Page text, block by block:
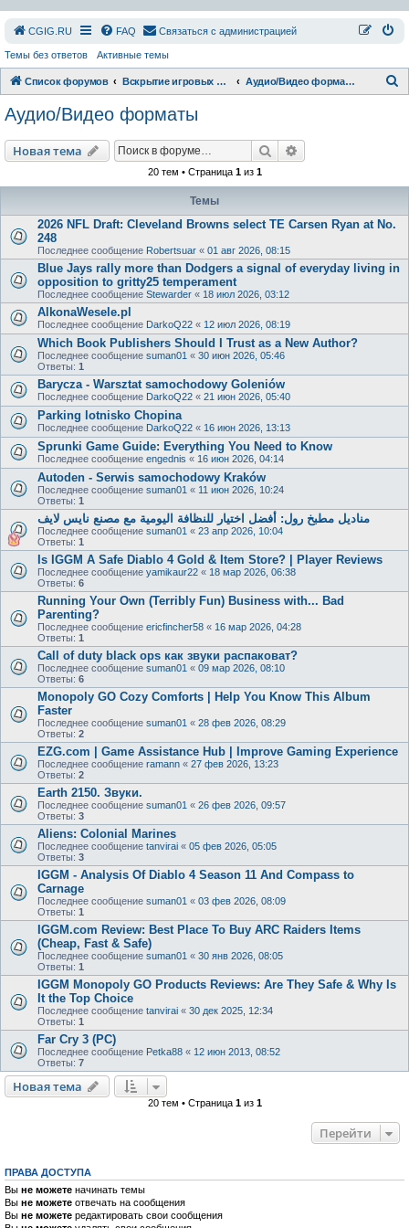
СGIG.RU FAQ Связаться с администрацией
Темы без ответов Активные темы
Список форумов Вскрытие игровых ресурсов Аудио/Видео форматы
Аудио/Видео форматы
Новая тема Поиск
20 тем • Страница 1из 1
Темы
2026 NFL Draft: Cleveland Browns select TE Carsen Ryan at No.
248
Последнее сообщение Robertsuar « 01 авг 2026, 08:15
Blue Jays rally more than Dodgers a signal of everyday living in
opposition to gritty25 temperament
Последнее сообщение Stewarder « 18 июл 2026, 03:12
AlkonaWesele.pl
Последнее сообщение DarkoQ22 « 12 июл 2026, 08:19
Which Book Publishers Should I Trust as a New Author?
Последнее сообщение suman01 « 30 июн 2026, 05:46
Ответы: 1
Barycza - Warsztat samochodowy Goleniów
Последнее сообщение DarkoQ22 « 21 июн 2026, 05:40
Parking lotnisko Chopina
Последнее сообщение DarkoQ22 « 16 июн 2026, 13:13
Sprunki Game Guide: Everything You Need to Know
Последнее сообщение engednis « 16 июн 2026, 04:14
Autoden - Serwis samochodowy Kraków
Последнее сообщение suman01 « 11 июн 2026, 10:24
Ответы: 1
مناديل مطبخ رول: أفضل اختيار للنظافة اليومية مع مصنع نايس لايف
Последнее сообщение suman01 « 23 апр 2026, 10:04
Ответы: 1
Is IGGM A Safe Diablo 4 Gold & Item Store? | Player Reviews
Последнее сообщение yamikaur22 « 18 мар 2026, 06:38
Ответы: 6
Running Your Own (Terribly Fun) Business with... Bad
Parenting?
Последнее сообщение ericfincher58 « 16 мар 2026, 04:28
Ответы: 1
Call of duty black ops как звуки распаковат?
Последнее сообщение suman01 « 09 мар 2026, 08:10
Ответы: 6
Monopoly GO Cozy Comforts | Help You Know This Album
Faster
Последнее сообщение suman01 « 28 фев 2026, 08:29
Ответы: 2
EZG.com | Game Assistance Hub | Improve Gaming Experience
Последнее сообщение ramann « 27 фев 2026, 13:23
Ответы: 2
Earth 2150. Звуки.
Последнее сообщение suman01 « 26 фев 2026, 09:57
Ответы: 3
Aliens: Colonial Marines
Последнее сообщение tanvirai « 05 фев 2026, 05:05
Ответы: 3
IGGM - Analysis Of Diablo 4 Season 11 And Compass to
Carnage
Последнее сообщение suman01 « 03 фев 2026, 08:09
Ответы: 1
IGGM.com Review: Best Place To Buy ARC Raiders Items
(Cheap, Fast & Safe)
Последнее сообщение suman01 « 30 янв 2026, 08:05
Ответы: 1
IGGM Monopoly GO Products Reviews: Are They Safe & Why Is
It the Top Choice
Последнее сообщение tanvirai « 30 дек 2025, 12:34
Ответы: 1
Far Cry 3 (PC)
Последнее сообщение Petka88 « 12 июн 2013, 08:52
Ответы: 7
Новая тема
20 тем • Страница 1из 1
Перейти
ПРАВА ДОСТУПА
Вы не можете начинать темы
Вы не можете отвечать на сообщения
Вы не можете редактировать свои сообщения